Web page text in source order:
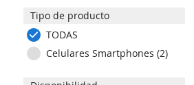
ZEBRA (1)
Tipo de producto
TODAS
Celulares Smartphones (2)